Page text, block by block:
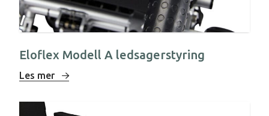
Eloflex Modell A ledsagerstyring
Les mer